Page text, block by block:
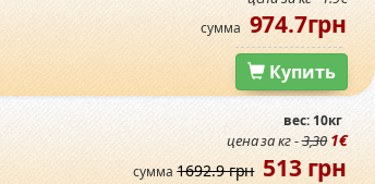
сумма 974.7грн
Купить
вес: 10кг
цена за кг -3,30 1€
сумма1692.9 грн 513 грн